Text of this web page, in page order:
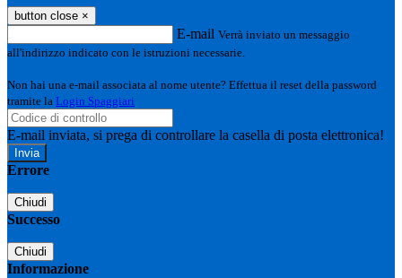
button close ×
E-mail Verrà inviato un messaggio
all'indirizzo indicato con le istruzioni necessarie.
Non hai una e-mail associata al nome utente? Effettua il reset della password
tramite la Login Spaggiari
E-mail inviata, si prega di controllare la casella di posta elettronica!
Errore
Chiudi
Successo
Chiudi
Informazione